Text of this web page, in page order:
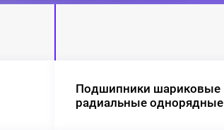
Подшипники шариковые
радиальные однорядные